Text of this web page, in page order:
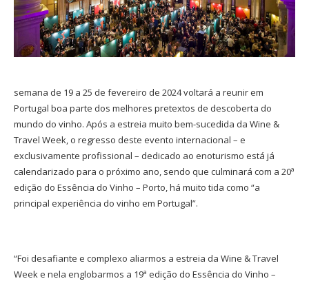
semana de 19 a 25 de fevereiro de 2024 voltará a reunir em
Portugal boa parte dos melhores pretextos de descoberta do
mundo do vinho. Após a estreia muito bem-sucedida da Wine &
Travel Week, o regresso deste evento internacional – e
exclusivamente profissional – dedicado ao enoturismo está já
calendarizado para o próximo ano, sendo que culminará com a 20ª
edição do Essência do Vinho – Porto, há muito tida como “a
principal experiência do vinho em Portugal”.
“Foi desafiante e complexo aliarmos a estreia da Wine & Travel
Week e nela englobarmos a 19ª edição do Essência do Vinho –